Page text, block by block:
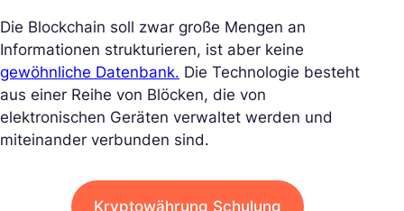
Die Blockchain soll zwar große Mengen an
Informationen strukturieren, ist aber keine
gewöhnliche Datenbank. Die Technologie besteht
aus einer Reihe von Blöcken, die von
elektronischen Geräten verwaltet werden und
miteinander verbunden sind.
Kryptowährung Schulung